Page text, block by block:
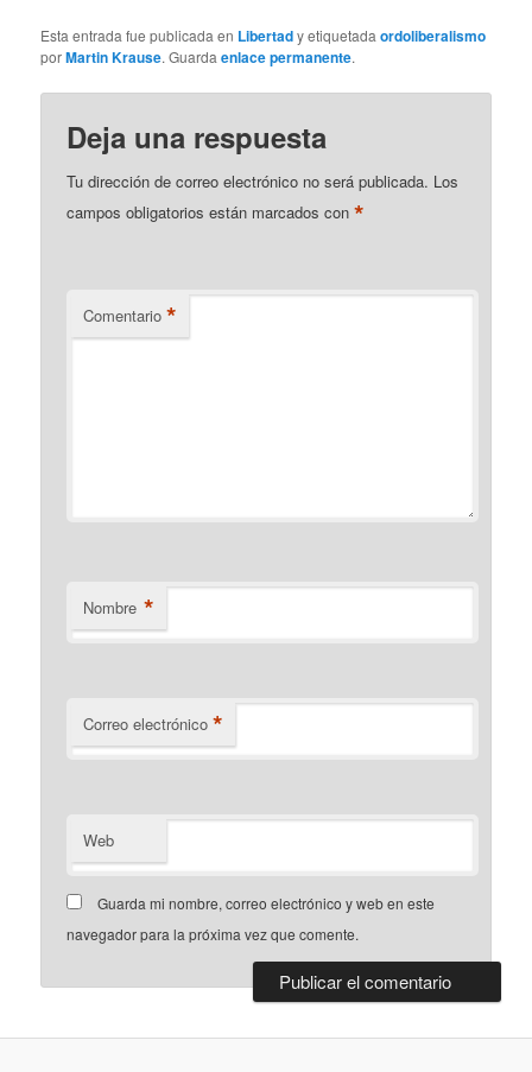
Esta entrada fue publicada en Libertady etiquetadaordoliberalismo
porMartin Krause. Guardaenlace permanente.
Deja una respuesta
Tu dirección de correo electrónico no será publicada. Los
campos obligatorios están marcados con*
Comentario *
Nombre *
Correo electrónico *
Web
Guarda mi nombre, correo electrónico y web en este
navegador para la próxima vez que comente.